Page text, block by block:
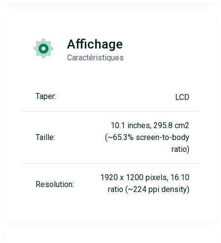
Affichage
Caractéristiques
Taper: LCD
Taille:
10.1 inches, 295.8 cm2
(~65.3% screen-to-body
ratio)
Resolution:
1920 x 1200 pixels, 16:10
ratio (~224 ppi density)